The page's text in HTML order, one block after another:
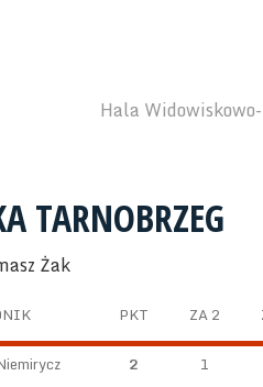
Hala
TARNOBRZEG
Żak
PKT ZA 2
2 1